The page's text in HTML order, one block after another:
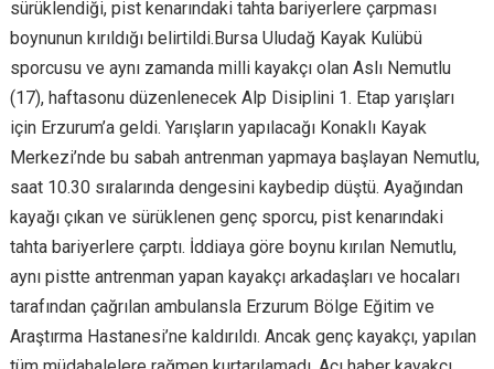
sürüklendiği, pist kenarındaki tahta bariyerlere çarpması
boynunun kırıldığı belirtildi.Bursa Uludağ Kayak Kulübü
sporcusu ve aynı zamanda milli kayakçı olan Aslı Nemutlu
(17), haftasonu düzenlenecek Alp Disiplini 1. Etap yarışları
için Erzurum’a geldi. Yarışların yapılacağı Konaklı Kayak
Merkezi’nde bu sabah antrenman yapmaya başlayan Nemutlu,
saat 10.30 sıralarında dengesini kaybedip düştü. Ayağından
kayağı çıkan ve sürüklenen genç sporcu, pist kenarındaki
tahta bariyerlere çarptı. İddiaya göre boynu kırılan Nemutlu,
aynı pistte antrenman yapan kayakçı arkadaşları ve hocaları
tarafından çağrılan ambulansla Erzurum Bölge Eğitim ve
Araştırma Hastanesi’ne kaldırıldı. Ancak genç kayakçı, yapılan